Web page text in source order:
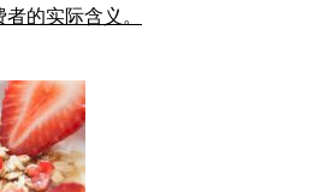
的实际含义。